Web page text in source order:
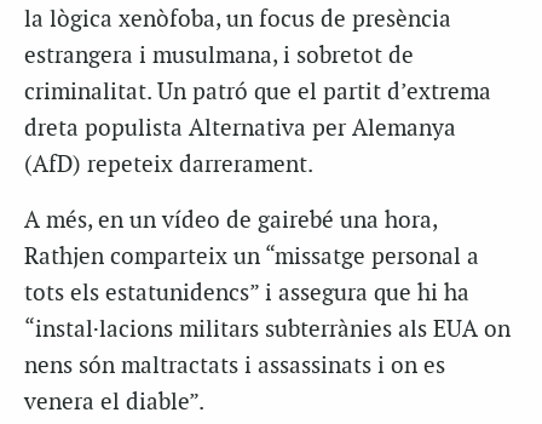
la lògica xenòfoba, un focus de presència
estrangera i musulmana, i sobretot de
criminalitat. Un patró que el partit d’extrema
dreta populista Alternativa per Alemanya
(AfD) repeteix darrerament.
A més, en un vídeo de gairebé una hora,
Rathjen comparteix un “missatge personal a
tots els estatunidencs” i assegura que hi ha
“instal·lacions militars subterrànies als EUA on
nens són maltractats i assassinats i on es
venera el diable”.